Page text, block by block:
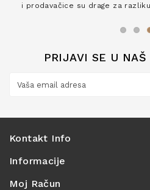
i prodavačice su drage za
PRIJAVI SE U
Kontakt Info
Informacije
Moj Račun